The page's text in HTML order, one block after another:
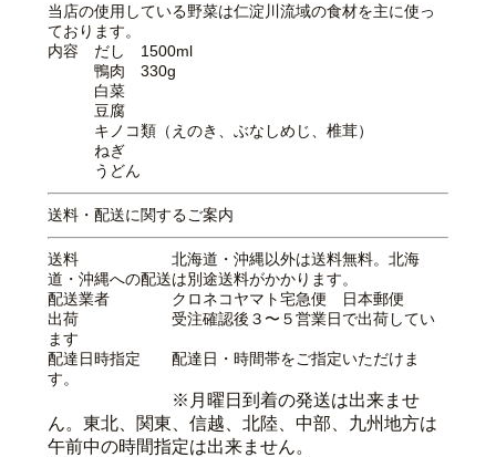
当店の使用している野菜は仁淀川流域の食材を主に使っ
ております。
内容 だし 1500ml
鴨肉 330g
白菜
豆腐
キノコ類（えのき、ぶなしめじ、椎茸）
ねぎ
うどん
送料・配送に関するご案内
送料 北海道・沖縄以外は送料無料。北海
道・沖縄への配送は別途送料がかかります。
配送業者 クロネコヤマト宅急便 日本郵便
出荷受注確認後３〜５営業日で出荷してい
ます
配達日時指定配達日・時間帯をご指定いただけま
す。
※月曜日到着の発送は出来ませ
ん。東北、関東、信越、北陸、中部、九州地方は
午前中の時間指定は出来ません。